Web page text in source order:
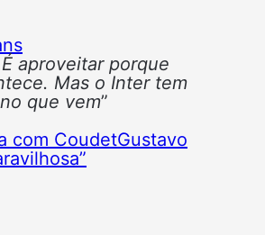
aproveitar porque
Mas o Inter tem
que vem”
com CoudetGustavo